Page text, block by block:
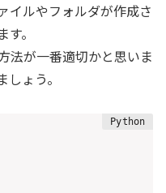
イルやフォルダが作成さ
。
法が一番適切かと思いま
ょう。